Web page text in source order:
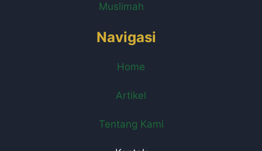
Muslimah
Navigasi
Home
Artikel
Tentang Kami